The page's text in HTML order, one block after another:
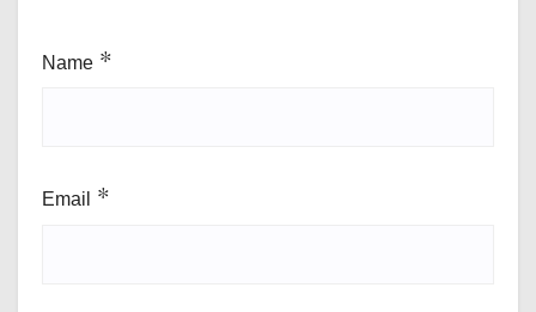
Name *
Email *